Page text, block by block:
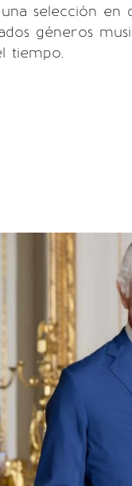
una selección en
géneros
tiempo.